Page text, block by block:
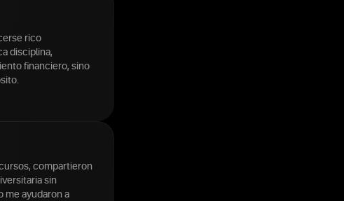
rico
disciplina,
financiero, sino
compartieron
sin
me ayudaron a